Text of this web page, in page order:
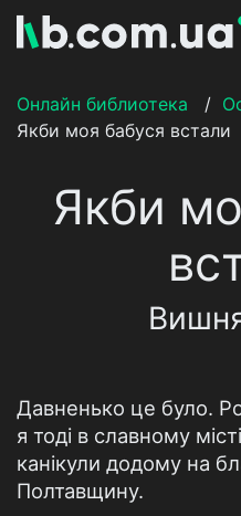
Онлайн библиотека
/
Якби моя бабуся встали
Якби
Давненько це було.
я тоді в славному
канікули додому на
Полтавщину.